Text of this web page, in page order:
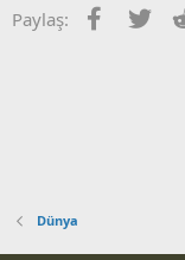
Paylaş:
Dünya